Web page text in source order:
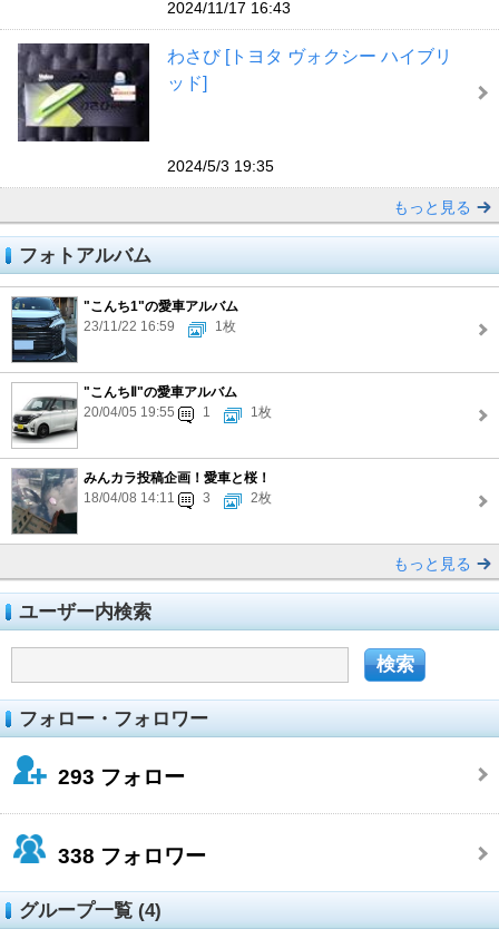
2024/11/17 16:43
わさび [トヨタ ヴォクシー ハイブリ
ッド]
2024/5/3 19:35
もっと見る
フォトアルバム
"こんち1"の愛車アルバム
23/11/22 16:59
1枚
"こんちⅡ"の愛車アルバム
20/04/05 19:55
1 1枚
みんカラ投稿企画！愛車と桜！
18/04/08 14:11
3 2枚
もっと見る
ユーザー内検索
フォロー・フォロワー
293 フォロー
338 フォロワー
グループ一覧 (4)